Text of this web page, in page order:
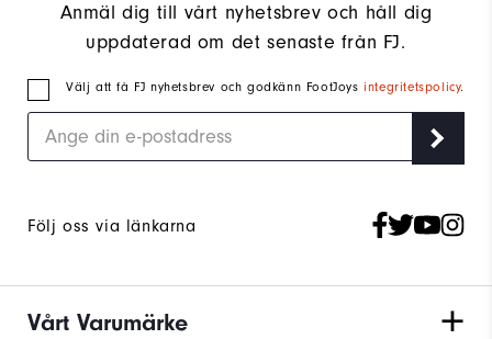
Anmäl dig till vårt nyhetsbrev och håll dig
uppdaterad om det senaste från FJ.
Välj att få FJ nyhetsbrev och godkänn FootJoysintegritetspolicy.
Följ oss via länkarna
Vårt Varumärke